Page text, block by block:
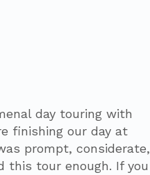
day touring with
finishing our day at
prompt, considerate,
this tour enough. If you